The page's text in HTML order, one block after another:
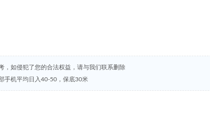
，如侵犯了您的合法权益，请与我们联系删除
手机平均日入40-50，保底30米